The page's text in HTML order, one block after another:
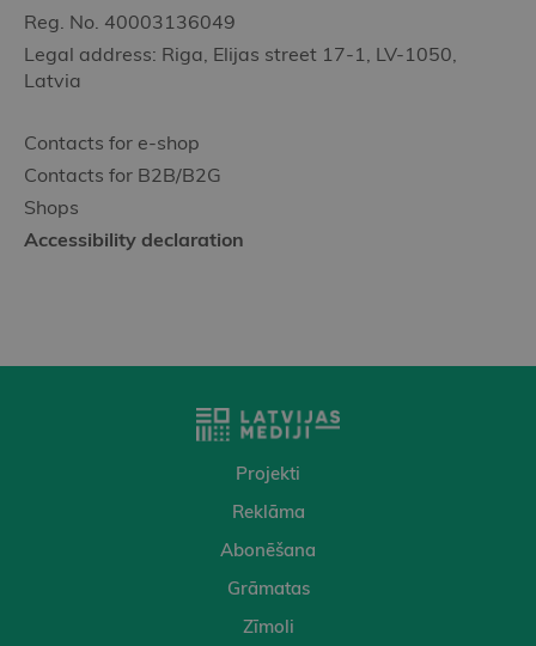
Reg. No. 40003136049
Legal address: Riga, Elijas street 17-1, LV-1050,
Latvia
Contacts for e-shop
Contacts for B2B/B2G
Shops
Accessibility declaration
Projekti
Reklāma
Abonēšana
Grāmatas
Zīmoli